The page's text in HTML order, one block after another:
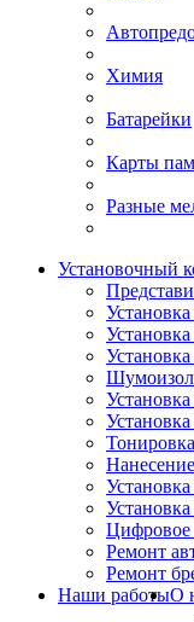
Химия
Батарейки
Карты
Разные
Установочный
Установка
Ремонт
Ремонт
Наши работыО